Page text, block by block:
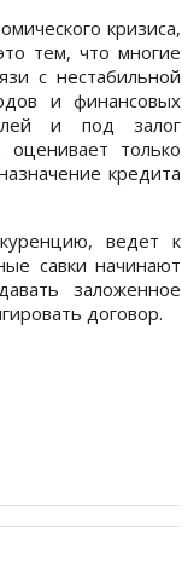
кризиса,
тем, что многие
с нестабильной
и финансовых
и под залог
только
кредита
ведет к
савки начинают
заложенное
договор.